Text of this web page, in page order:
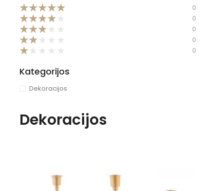
★★★★★ 0
★★★★ 0
★★★ 0
★★ 0
★ 0
Kategorijos
Dekoracijos
Dekoracijos